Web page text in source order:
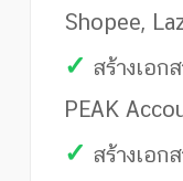
Shopee,
✓ สร้างเอก
PEAK
✓ สร้างเอก